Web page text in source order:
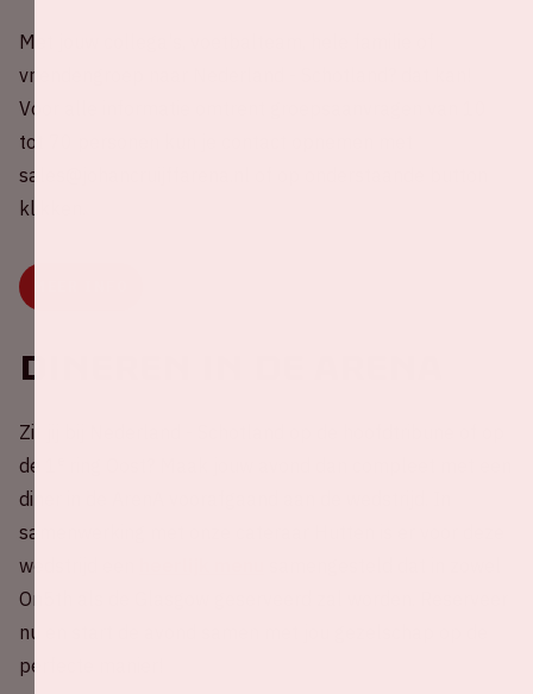
Met jouw collega's, voetbalteam, hele familie of
vriendengroep naar Nederland - Schotland? dat kan!
Voor alle informatie omtrent groepsaanvragen van 10
tot 70 personen kun je contact opnemen met
sales@johancruijffarena.nl of op onderstaande button
klikken.
Dineren in de ArenA
Zit jij bij Nederland - Schotland op de hoofdtribune of op
de 1
diner in de ArenA voorafgaand aan de wedstrijd. In
samenwerking met onze cateraar Hutten is er voor deze
wedstrijd een
On5th als de Glasgow geserveerd zal worden. Reserveer
nu en start de avond samen met jou gezelschap op de
perfecte manier!